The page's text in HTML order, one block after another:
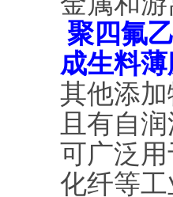
聚四氟
成生料
其他添
且有自
可广泛
化纤等